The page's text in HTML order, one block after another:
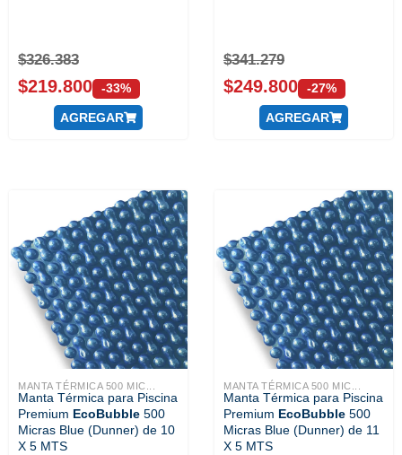
$326.383
$219.800 -33%
AGREGAR
$341.279
$249.800 -27%
AGREGAR
MANTA TÉRMICA 500 MIC...
Manta Térmica para Piscina
Premium EcoBubble 500
Micras Blue (Dunner) de 10
X 5 MTS
MANTA TÉRMICA 500 MIC...
Manta Térmica para Piscina
Premium EcoBubble 500
Micras Blue (Dunner) de 11
X 5 MTS